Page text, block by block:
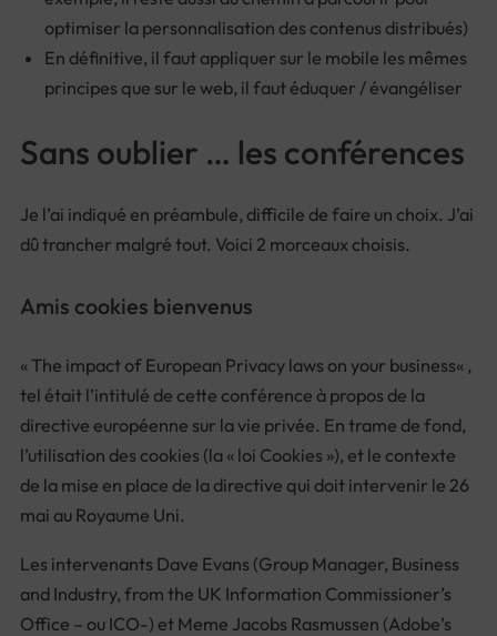
optimiser la personnalisation des contenus distribués)
En définitive, il faut appliquer sur le mobile les mêmes
principes que sur le web, il faut éduquer / évangéliser
Sans oublier … les conférences
Je l’ai indiqué en préambule, difficile de faire un choix. J’ai
dû trancher malgré tout. Voici 2 morceaux choisis.
Amis cookies bienvenus
«The impact of European Privacy laws on your business« ,
tel était l’intitulé de cette conférence à propos de la
directive européenne sur la vie privée. En trame de fond,
l’utilisation des cookies (la « loi Cookies »), et le contexte
de la mise en place de la directive qui doit intervenir le 26
mai au Royaume Uni.
Les intervenants Dave Evans (Group Manager, Business
and Industry, from the UK Information Commissioner’s
Office – ou ICO-) et Meme Jacobs Rasmussen (Adobe’s